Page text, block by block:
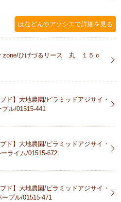
はなどんやアソシエで詳細を見る
zone/ひげづるリース 丸 １５ｃ
ド】大地農園/ピラミッドアジサイ・
ル/01515-441
ド】大地農園/ピラミッドアジサイ・
ライム/01515-672
ド】大地農園/ピラミッドアジサイ・
プル/01515-471